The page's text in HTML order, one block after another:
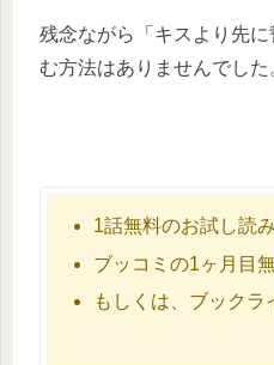
残念ながら「キスより先
む方法はありませんでした
1話無料のお試し読み
ブッコミの1ヶ月目
もしくは、ブックラ